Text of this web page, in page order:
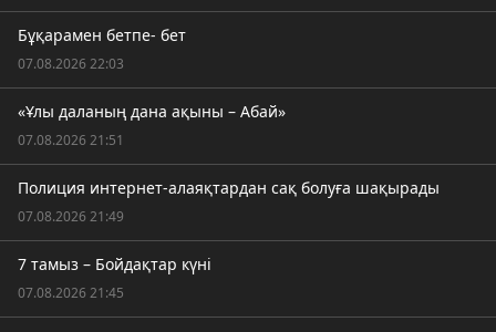
Бұқарамен бетпе- бет
07.08.2026 22:03
«Ұлы даланың дана ақыны – Абай»
07.08.2026 21:51
Полиция интернет-алаяқтардан сақ болуға шақырады
07.08.2026 21:49
7 тамыз – Бойдақтар күні
07.08.2026 21:45